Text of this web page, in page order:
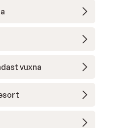
vuxna